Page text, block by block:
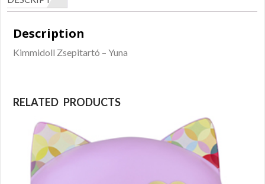
Description
Kimmidoll Zsepitartó – Yuna
RELATED PRODUCTS